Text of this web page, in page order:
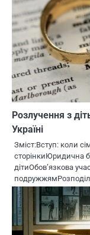
Розлучення з
Україні
Зміст:Вступ: коли
сторінкиЮридична
дітиОбов’язкова